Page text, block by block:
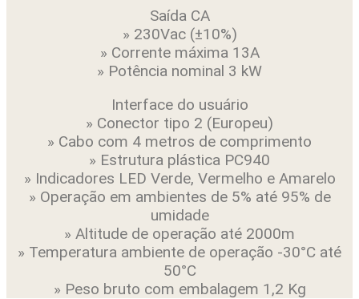
Saída CA
» 230Vac (±10%)
» Corrente máxima 13A
» Potência nominal 3 kW
Interface do usuário
» Conector tipo 2 (Europeu)
» Cabo com 4 metros de comprimento
» Estrutura plástica PC940
» Indicadores LED Verde, Vermelho e Amarelo
» Operação em ambientes de 5% até 95% de
umidade
» Altitude de operação até 2000m
» Temperatura ambiente de operação -30°C até
50°C
» Peso bruto com embalagem 1,2 Kg